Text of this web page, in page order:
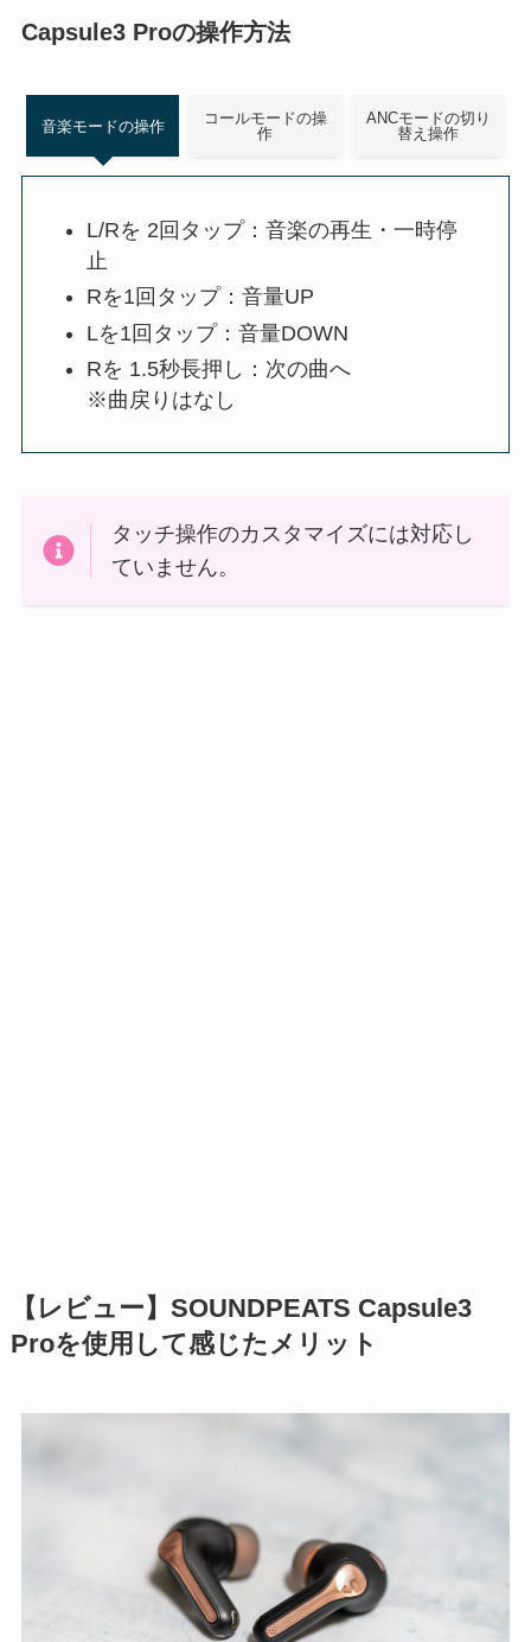
Capsule3 Proの操作方法
音楽モードの操作
コールモードの操
作
ANCモードの切り
替え操作
L/Rを 2回タップ：音楽の再生・一時停
止
Rを1回タップ：音量UP
Lを1回タップ：音量DOWN
Rを 1.5秒長押し：次の曲へ
※曲戻りはなし
タッチ操作のカスタマイズには対応し
ていません。
【レビュー】SOUNDPEATS Capsule3
Proを使用して感じたメリット